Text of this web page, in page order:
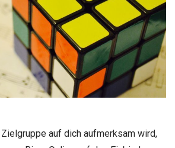
auf dich aufmerksam wird,